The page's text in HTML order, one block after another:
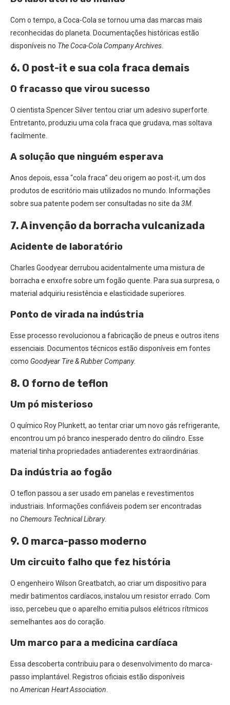
Com o tempo, a Coca-Cola se tornou uma das marcas mais
reconhecidas do planeta. Documentações históricas estão
disponíveis no The Coca-Cola Company Archives
6. O post-it e sua cola fraca demais
O fracasso que virou sucesso
O cientista Spencer Silver tentou criar um adesivo superforte.
Entretanto, produziu uma cola fraca que grudava, mas soltava
facilmente.
A solução que ninguém esperava
Anos depois, essa “cola fraca” deu origem ao post-it, um dos
produtos de escritório mais utilizados no mundo. Informações
sobre sua patente podem ser consultadas no site da 3M
7. A invenção da borracha vulcanizada
Acidente de laboratório
Charles Goodyear derrubou acidentalmente uma mistura de
borracha e enxofre sobre um fogão quente. Para sua surpresa, o
material adquiriu resistência e elasticidade superiores.
Ponto de virada na indústria
Esse processo revolucionou a fabricação de pneus e outros itens
essenciais. Documentos técnicos estão disponíveis em fontes
como Goodyear Tire & Rubber Company.
8. O forno de teflon
Um pó misterioso
O químico Roy Plunkett, ao tentar criar um novo gás refrigerante,
encontrou um pó branco inesperado dentro do cilindro. Esse
material tinha propriedades antiaderentes extraordinárias.
Da indústria ao fogão
O teflon passou a ser usado em panelas e revestimentos
industriais. Informações confiáveis podem ser encontradas
no Chemours Technical Library.
9. O marca-passo moderno
Um circuito falho que fez história
O engenheiro Wilson Greatbatch, ao criar um dispositivo para
medir batimentos cardíacos, instalou um resistor errado. Com
isso, percebeu que o aparelho emitia pulsos elétricos rítmicos
semelhantes aos do coração.
Um marco para a medicina cardíaca
Essa descoberta contribuiu para o desenvolvimento do marca-
passo implantável. Registros oficiais estão disponíveis
no American Heart Association